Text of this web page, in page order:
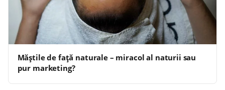
Măștile de față naturale – miracol al naturii sau
pur marketing?